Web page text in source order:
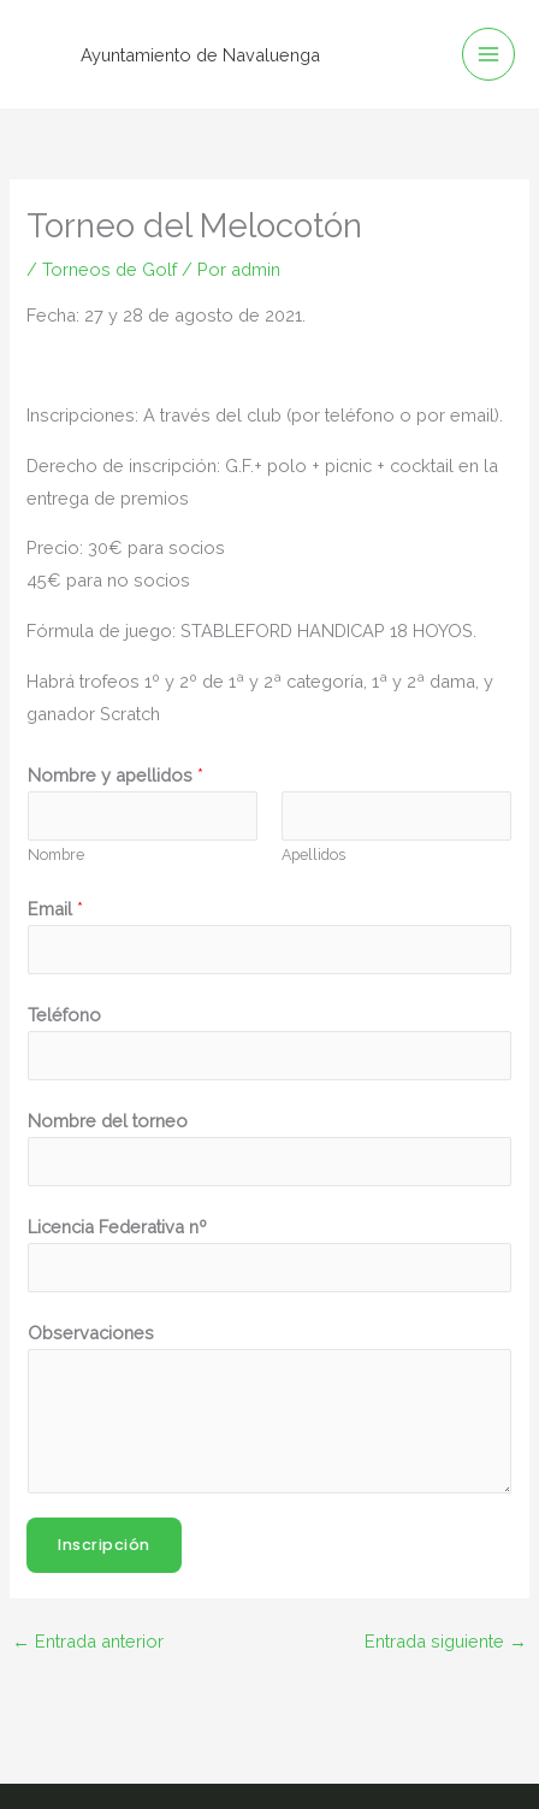
Ayuntamiento de Navaluenga
Torneo del Melocotón
/Torneos de Golf/ Por admin
Fecha: 27 y 28 de agosto de 2021.
Inscripciones: A través del club (por teléfono o por email).
Derecho de inscripción: G.F.+ polo + picnic + cocktail en la
entrega de premios
Precio: 30€ para socios
45€ para no socios
Fórmula de juego: STABLEFORD HANDICAP 18 HOYOS.
Habrá trofeos 1º y 2º de 1ª y 2ª categoría, 1ª y 2ª dama, y
ganador Scratch
Nombre y apellidos *
Nombre Apellidos
Email *
Teléfono
Nombre del torneo
Licencia Federativa nº
Observaciones
Inscripción
← Entrada anterior Entrada siguiente →